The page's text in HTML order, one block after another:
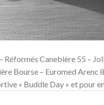
Réformés Canebière 55 –
Bourse – Euromed Arenc
« Buddle Day » et pour